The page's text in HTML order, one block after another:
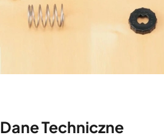
Dane Techniczne